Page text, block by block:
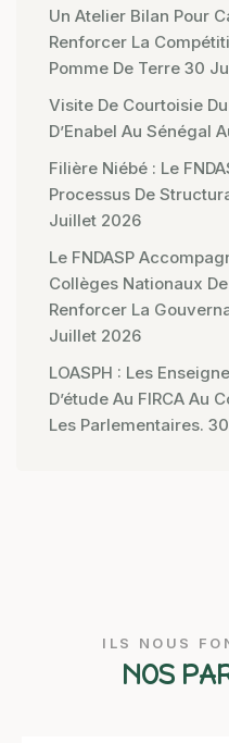
Un Atelier Bilan Pour
Renforcer La
Pomme De Terre 30
Visite De Courtoisie
D’Enabel Au Sénégal
Filière Niébé : Le
Processus De
Juillet 2026
Le FNDASP
Collèges Nationaux
Renforcer La
Juillet 2026
LOASPH : Les
D’étude Au FIRCA Au
Les Parlementaires.
ILS NOUS
NOS